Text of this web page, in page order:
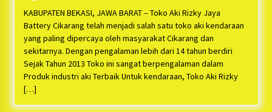
Support Camat Kedungwaringin Memberikan
Logistik Ke Posko Jurpala Kosmi
1 tahun ago
Ucapan Terimakasih Ketua Umum Jurpala
Indonesia dan KOSMI Indonesia Atas Respon
Cepat Polres Metro Bekasi dan Polsek Cikarang
Timur yang Tangkap Oknum Ormas Terkait
1 tahun ago
Kodim 0509 Kabupaten Bekasi Terima 20
KABUPATEN BEKASI, JAWA BARAT – Toko Aki Rizky Jaya
Battery Cikarang telah menjadi salah satu toko aki kendaraan
yang paling dipercaya oleh masyarakat Cikarang dan
sekitarnya. Dengan pengalaman lebih dari 14 tahun berdiri
Sejak Tahun 2013 Toko ini sangat berpengalaman dalam
Produk industri aki Terbaik Untuk kendaraan, Toko Aki Rizky
[…]